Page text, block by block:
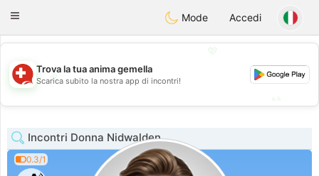
Suissi
Toggle
Mode Accedi
💖
💕
Trova la tua anima gemella
Scarica subito la nostra app di incontri!
Incontri Donna Nidwalden
0.3/1